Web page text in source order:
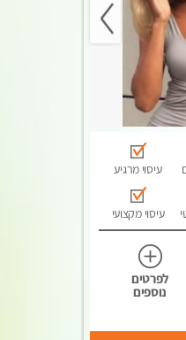
עיסוי מרגיע
עיסוי מקצועי
לפרטים
נוספים